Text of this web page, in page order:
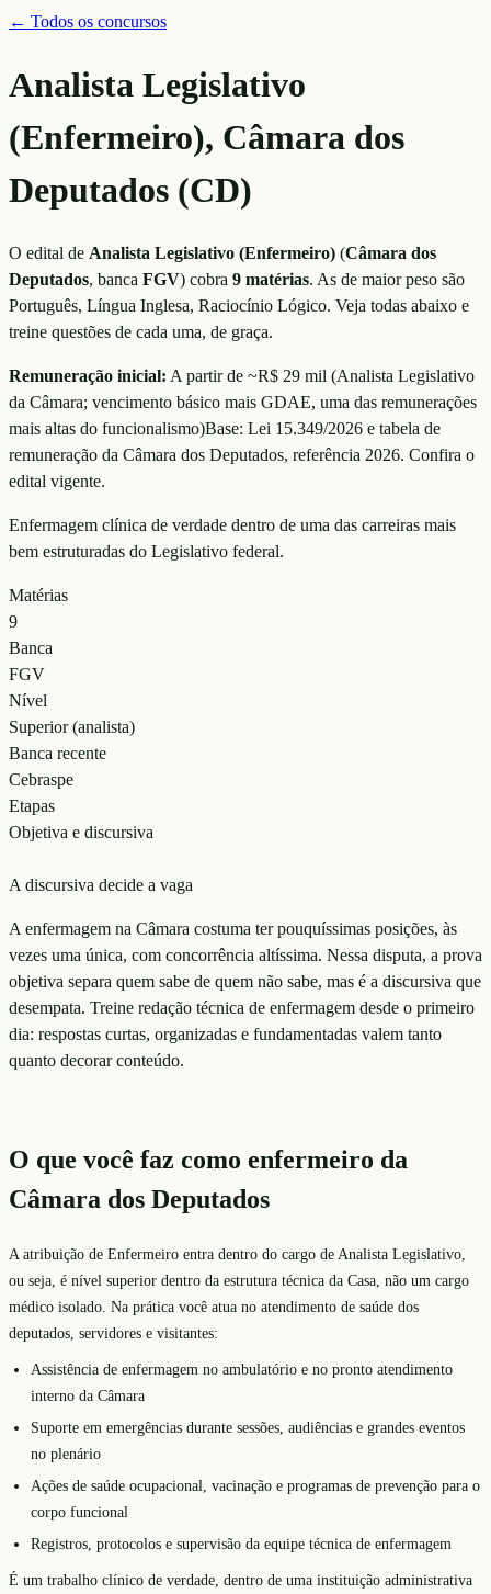
← Todos os concursos
Analista Legislativo
(Enfermeiro), Câmara dos
Deputados (CD)
O edital de Analista Legislativo (Enfermeiro) (Câmara dos
Deputados, banca FGV) cobra 9 matérias. As de maior peso são
Português, Língua Inglesa, Raciocínio Lógico. Veja todas abaixo e
treine questões de cada uma, de graça.
Remuneração inicial: A partir de ~R$ 29 mil (Analista Legislativo
da Câmara; vencimento básico mais GDAE, uma das remunerações
mais altas do funcionalismo)Base: Lei 15.349/2026 e tabela de
remuneração da Câmara dos Deputados, referência 2026. Confira o
edital vigente.
Enfermagem clínica de verdade dentro de uma das carreiras mais
bem estruturadas do Legislativo federal.
Matérias
9
Banca
FGV
Nível
Superior (analista)
Banca recente
Cebraspe
Etapas
Objetiva e discursiva
A discursiva decide a vaga
A enfermagem na Câmara costuma ter pouquíssimas posições, às
vezes uma única, com concorrência altíssima. Nessa disputa, a prova
objetiva separa quem sabe de quem não sabe, mas é a discursiva que
desempata. Treine redação técnica de enfermagem desde o primeiro
dia: respostas curtas, organizadas e fundamentadas valem tanto
quanto decorar conteúdo.
O que você faz como enfermeiro da
Câmara dos Deputados
A atribuição de Enfermeiro entra dentro do cargo de Analista Legislativo,
ou seja, é nível superior dentro da estrutura técnica da Casa, não um cargo
médico isolado. Na prática você atua no atendimento de saúde dos
deputados, servidores e visitantes:
Assistência de enfermagem no ambulatório e no pronto atendimento
interno da Câmara
Suporte em emergências durante sessões, audiências e grandes eventos
no plenário
Ações de saúde ocupacional, vacinação e programas de prevenção para o
corpo funcional
Registros, protocolos e supervisão da equipe técnica de enfermagem
É um trabalho clínico de verdade, dentro de uma instituição administrativa